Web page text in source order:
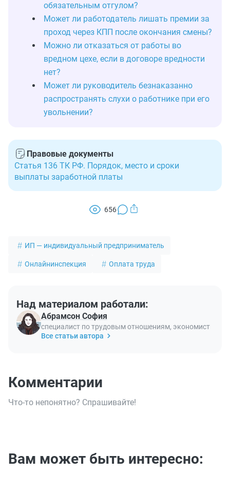
обязательным отгулом?
Может ли работодатель лишать премии за
проход через КПП после окончания смены?
Можно ли отказаться от работы во
вредном цехе, если в договоре вредности
нет?
Может ли руководитель безнаказанно
распространять слухи о работнике при его
увольнении?
Правовые документы
Статья 136 ТК РФ. Порядок, место и сроки
выплаты заработной платы
656
ИП — индивидуальный предприниматель
Онлайнинспекция Оплата труда
Над материалом работали:
Абрамсон София
специалист по трудовым отношениям, экономист
Все статьи автора
Комментарии
Что-то непонятно? Спрашивайте!
Вам может быть интересно: